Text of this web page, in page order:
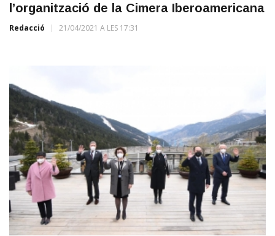
l’organització de la Cimera Iberoamericana
Redacció 21/04/2021 A LES 17:31